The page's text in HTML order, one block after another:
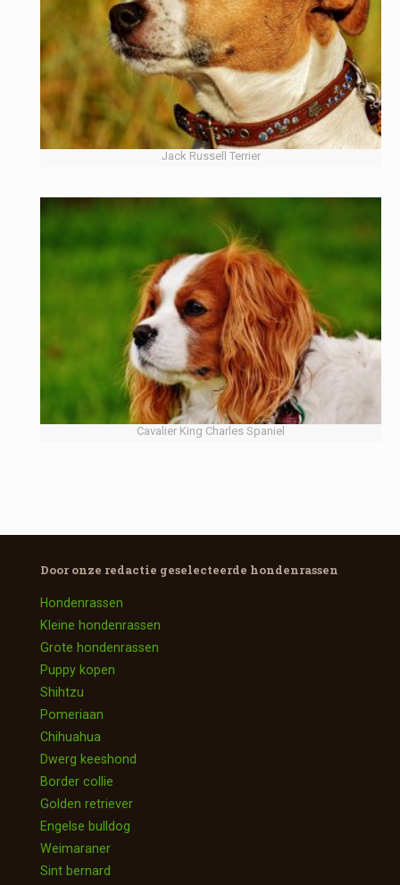
Jack Russell Terrier
Cavalier King Charles Spaniel
Door onze redactie geselecteerde hondenrassen
Hondenrassen
Kleine hondenrassen
Grote hondenrassen
Puppy kopen
Shihtzu
Pomeriaan
Chihuahua
Dwerg keeshond
Border collie
Golden retriever
Engelse bulldog
Weimaraner
Sint bernard